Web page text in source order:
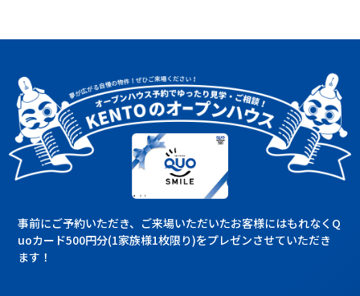
事前にご予約いただき、ご来場いただいたお客様にはもれなくQ
uoカード500円分(1家族様1枚限り)をプレゼンさせていただき
ます！